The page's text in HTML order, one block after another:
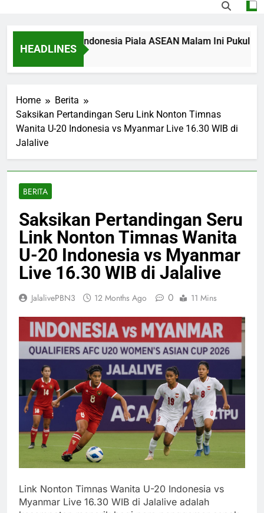
HEADLINES
Singapura vs Indonesia Piala ASEAN Malam Ini Pukul
Home
Berita
Saksikan Pertandingan Seru Link Nonton Timnas
Wanita U-20 Indonesia vs Myanmar Live 16.30 WIB di
Jalalive
BERITA
Saksikan Pertandingan Seru
Link Nonton Timnas Wanita
U-20 Indonesia vs Myanmar
Live 16.30 WIB di Jalalive
JalalivePBN3 12 Months Ago 0 11 Mins
Link Nonton Timnas Wanita U-20 Indonesia vs
Myanmar Live 16.30 WIB di Jalalive adalah